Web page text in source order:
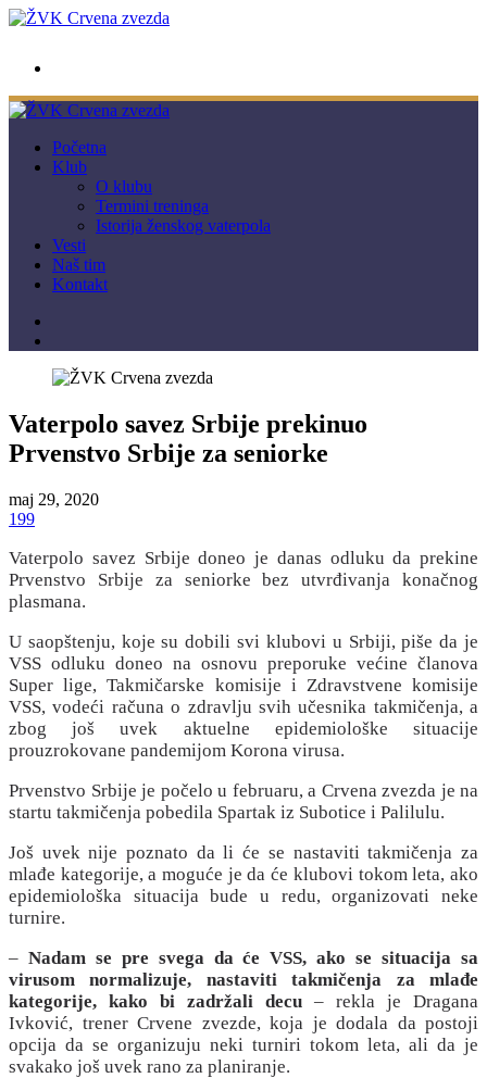
Početna
Klub
O klubu
Termini treninga
Istorija ženskog vaterpola
Vesti
Naš tim
Kontakt
Vaterpolo savez Srbije prekinuo
Prvenstvo Srbije za seniorke
maj 29, 2020
199
Vaterpolo savez Srbije doneo je danas odluku da prekine
Prvenstvo Srbije za seniorke bez utvrđivanja konačnog
plasmana.
U saopštenju, koje su dobili svi klubovi u Srbiji, piše da je
VSS odluku doneo na osnovu preporuke većine članova
Super lige, Takmičarske komisije i Zdravstvene komisije
VSS, vodeći računa o zdravlju svih učesnika takmičenja, a
zbog još uvek aktuelne epidemiološke situacije
prouzrokovane pandemijom Korona virusa.
Prvenstvo Srbije je počelo u februaru, a Crvena zvezda je na
startu takmičenja pobedila Spartak iz Subotice i Palilulu.
Još uvek nije poznato da li će se nastaviti takmičenja za
mlađe kategorije, a moguće je da će klubovi tokom leta, ako
epidemiološka situacija bude u redu, organizovati neke
turnire.
– Nadam se pre svega da će VSS, ako se situacija sa
virusom normalizuje, nastaviti takmičenja za mlađe
kategorije, kako bi zadržali decu – rekla je Dragana
Ivković, trener Crvene zvezde, koja je dodala da postoji
opcija da se organizuju neki turniri tokom leta, ali da je
svakako još uvek rano za planiranje.